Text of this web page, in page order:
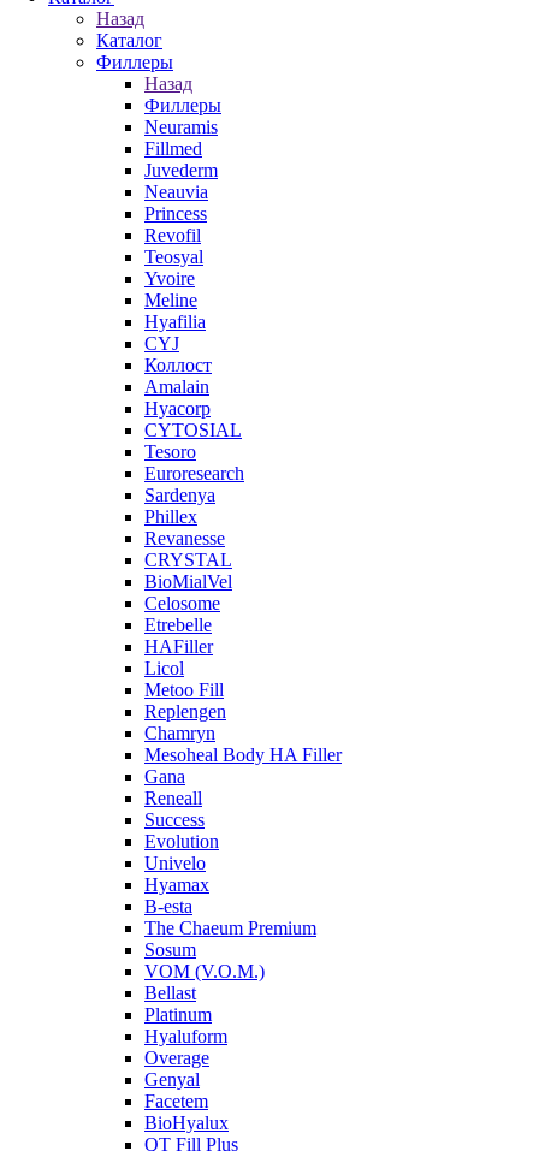
Назад
Каталог
Филлеры
Назад
Филлеры
Neuramis
Fillmed
Juvederm
Neauvia
Princess
Revofil
Teosyal
Yvoire
Meline
Hyafilia
CYJ
Коллост
Amalain
Hyacorp
CYTOSIAL
Tesoro
Euroresearch
Sardenya
Phillex
Revanesse
CRYSTAL
BioMialVel
Celosome
Etrebelle
HAFiller
Licol
Metoo Fill
Replengen
Chamryn
Mesoheal Body HA Filler
Gana
Reneall
Success
Evolution
Univelo
Hyamax
B-esta
The Chaeum Premium
Sosum
VOM (V.O.M.)
Bellast
Platinum
Hyaluform
Overage
Genyal
Facetem
BioHyalux
QT Fill Plus